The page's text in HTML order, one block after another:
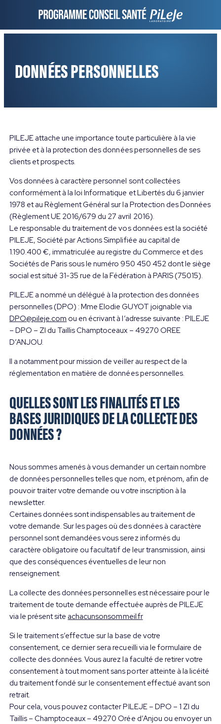
DONNÉES PERSONNELLES
PILEJE attache une importance toute particulière à la vie
privée et à la protection des données personnelles de ses
clients et prospects.
Vos données à caractère personnel sont collectées
conformément à la loi Informatique et Libertés du 6 janvier
1978 et au Règlement Général sur la Protection des Données
(Règlement UE 2016/679 du 27 avril 2016).
Le responsable du traitement de vos données est la société
PILEJE, Société par Actions Simplifiée au capital de
1.190.400 €, immatriculée au registre du Commerce et des
Sociétés de Paris sous le numéro 950 450 452 dont le siège
social est situé 31-35 rue de la Fédération à PARIS (75015).
PILEJE a nommé un délégué à la protection des données
personnelles (DPO) : Mme Elodie GUYOT joignable via
DPO@pileje.com ou en écrivant à l’adresse suivante : PILEJE
– DPO – ZI du Taillis Champtoceaux – 49270 OREE
D’ANJOU.
Il a notamment pour mission de veiller au respect de la
réglementation en matière de données personnelles.
QUELLES SONT LES FINALITÉS ET LES
BASES JURIDIQUES DE LA COLLECTE DES
DONNÉES ?
Nous sommes amenés à vous demander un certain nombre
de données personnelles telles que nom, et prénom, afin de
pouvoir traiter votre demande ou votre inscription à la
newsletter.
Certaines données sont indispensables au traitement de
votre demande. Sur les pages où des données à caractère
personnel sont demandées vous serez informés du
caractère obligatoire ou facultatif de leur transmission, ainsi
que des conséquences éventuelles de leur non
renseignement.
La collecte des données personnelles est nécessaire pour le
traitement de toute demande effectuée auprès de PILEJE
via le présent siteachacunsonsommeil.fr
Si le traitement s’effectue sur la base de votre
consentement, ce dernier sera recueilli via le formulaire de
collecte des données. Vous aurez la faculté de retirer votre
consentement à tout moment sans porter atteinte à la licéité
du traitement fondé sur le consentement effectué avant son
retrait.
Pour cela, vous pouvez contacter PILEJE – DPO – 1 ZI du
Taillis – Champtoceaux – 49270 Orée d’Anjou ou envoyer un